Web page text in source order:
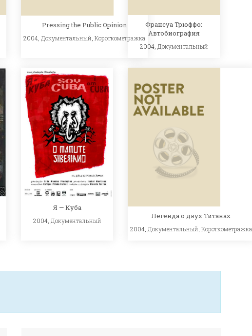
Pressing the Public Opinion
2004, Документальный Короткометражка
Франсуа Трюффо:
Автобиография
2004, Документальный
Я — Куба
2004, Документальный
Легенда о двух Титанах
2004, Документальный Короткометражка